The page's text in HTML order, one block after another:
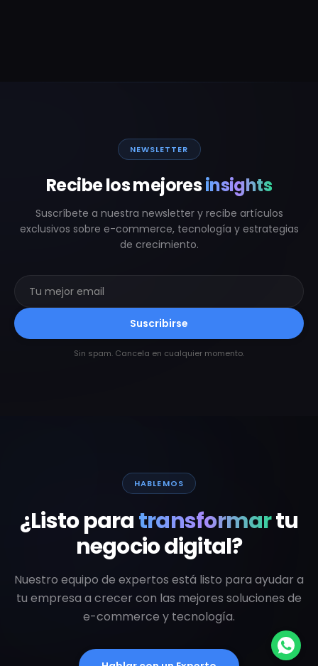
NEWSLETTER
Recibe los mejoresinsights
Suscríbete a nuestra newsletter y recibe artículos
exclusivos sobre e-commerce, tecnología y estrategias
de crecimiento.
Suscribirse
Sin spam. Cancela en cualquier momento.
HABLEMOS
¿Listo paratransformartu
negocio digital?
Nuestro equipo de expertos está listo para ayudar a
tu empresa a crecer con las mejores soluciones de
e-commerce y tecnología.